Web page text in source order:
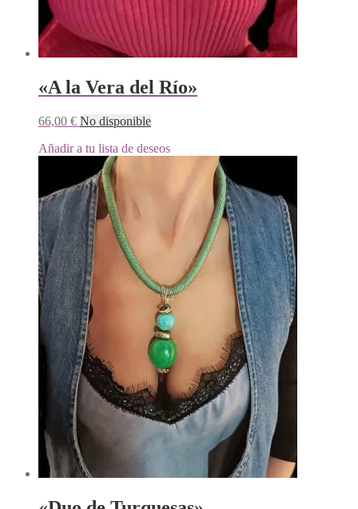
«A la Vera del Río»
66,00 € No disponible
Añadir a tu lista de deseos